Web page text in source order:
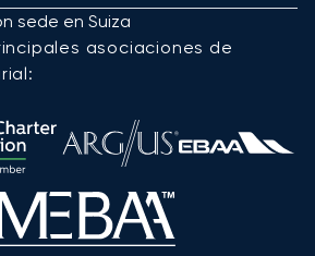
sede en Suiza
asociaciones de